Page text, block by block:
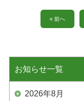
« 前へ
お知らせ一覧
2026年8月